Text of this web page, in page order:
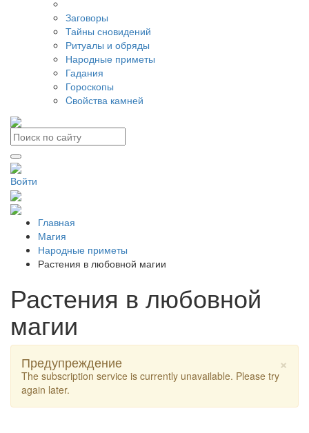
Заговоры
Тайны сновидений
Ритуалы и обряды
Народные приметы
Гадания
Гороскопы
Cвойства камней
Войти
Главная
Магия
Народные приметы
Растения в любовной магии
Растения в любовной
магии
×
Предупреждение
The subscription service is currently unavailable. Please try
again later.